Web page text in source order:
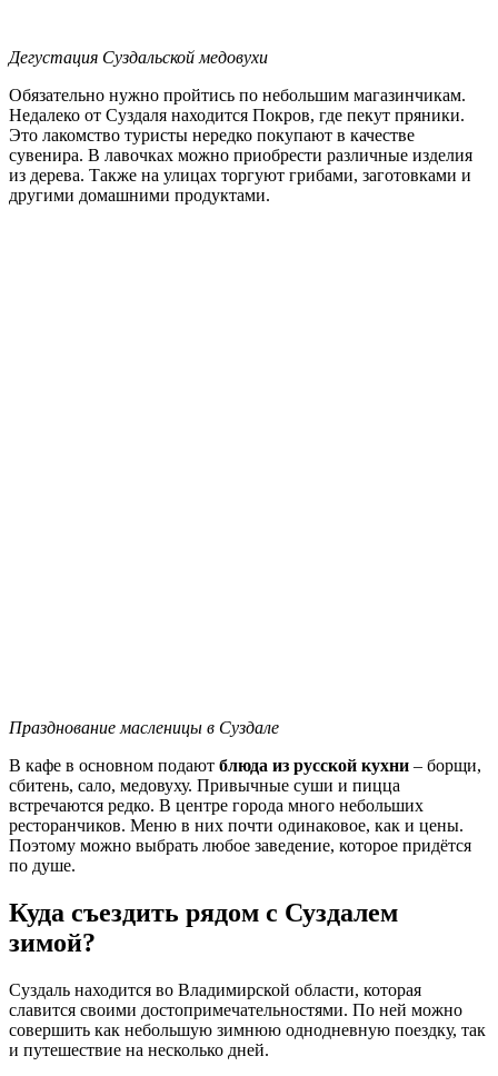
Дегустация Суздальской медовухи
Обязательно нужно пройтись по небольшим магазинчикам.
Недалеко от Суздаля находится Покров, где пекут пряники.
Это лакомство туристы нередко покупают в качестве
сувенира. В лавочках можно приобрести различные изделия
из дерева. Также на улицах торгуют грибами, заготовками и
другими домашними продуктами.
Празднование масленицы в Суздале
В кафе в основном подают блюда из русской кухни – борщи,
сбитень, сало, медовуху. Привычные суши и пицца
встречаются редко. В центре города много небольших
ресторанчиков. Меню в них почти одинаковое, как и цены.
Поэтому можно выбрать любое заведение, которое придётся
по душе.
Куда съездить рядом с Суздалем
зимой?
Суздаль находится во Владимирской области, которая
славится своими достопримечательностями. По ней можно
совершить как небольшую зимнюю однодневную поездку, так
и путешествие на несколько дней.